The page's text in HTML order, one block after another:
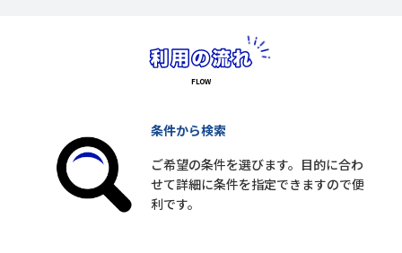
条件から検索
ご希望の条件を選びます。目的に合わ
せて詳細に条件を指定できますので便
利です。